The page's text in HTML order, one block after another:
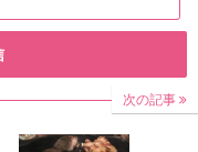
次の記事